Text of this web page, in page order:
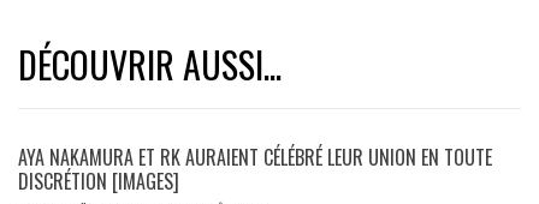
DÉCOUVRIR AUSSI...
AYA NAKAMURA ET RK AURAIENT CÉLÉBRÉ LEUR UNION EN TOUTE
DISCRÉTION [IMAGES]